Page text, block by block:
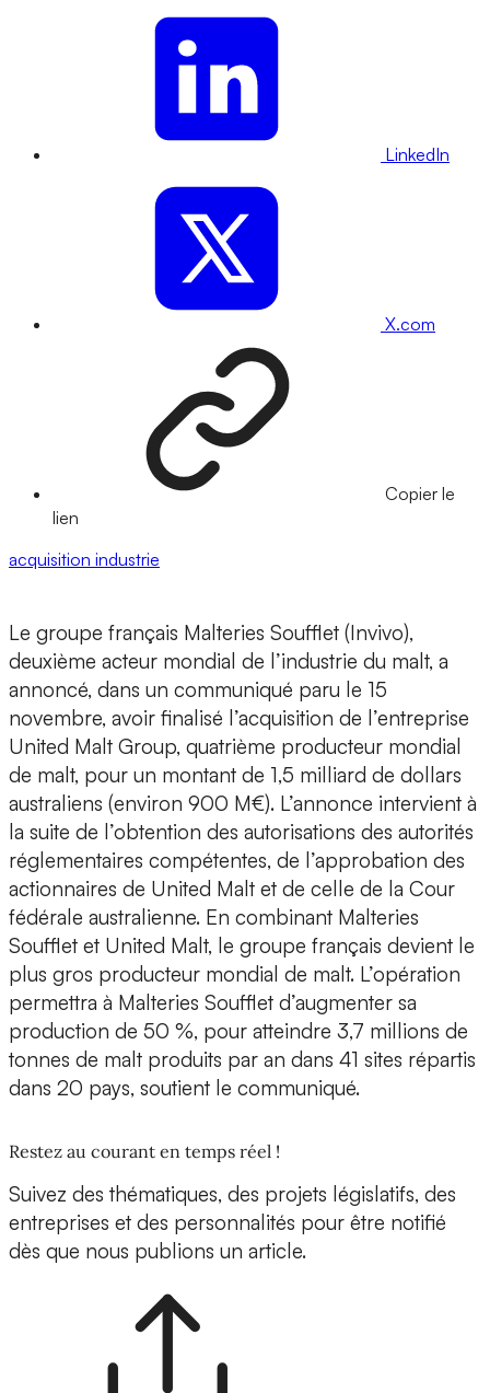
LinkedIn
X.com
Copier le
lien
acquisition industrie
Le groupe français Malteries Soufflet (Invivo),
deuxième acteur mondial de l’industrie du malt, a
annoncé, dans un communiqué paru le 15
novembre, avoir finalisé l’acquisition de l’entreprise
United Malt Group, quatrième producteur mondial
de malt, pour un montant de 1,5 milliard de dollars
australiens (environ 900 M€). L’annonce intervient à
la suite de l’obtention des autorisations des autorités
réglementaires compétentes, de l’approbation des
actionnaires de United Malt et de celle de la Cour
fédérale australienne. En combinant Malteries
Soufflet et United Malt, le groupe français devient le
plus gros producteur mondial de malt. L’opération
permettra à Malteries Soufflet d’augmenter sa
production de 50 %, pour atteindre 3,7 millions de
tonnes de malt produits par an dans 41 sites répartis
dans 20 pays, soutient le communiqué.
Restez au courant en temps réel !
Suivez des thématiques, des projets législatifs, des
entreprises et des personnalités pour être notifié
dès que nous publions un article.